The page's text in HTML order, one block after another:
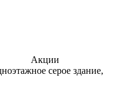
Акции
серое здание,